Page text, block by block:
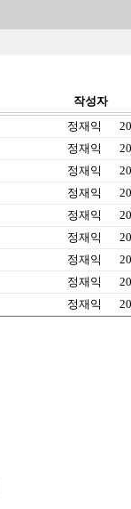
작성자
정재익
정재익
정재익
정재익
정재익
정재익
정재익
정재익
정재익